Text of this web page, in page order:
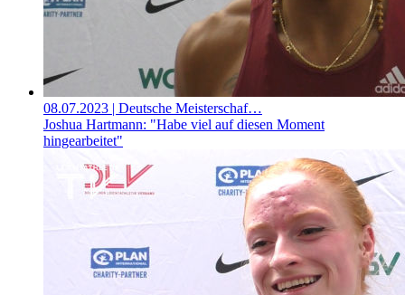
08.07.2023 | Deutsche Meisterschaf…
Joshua Hartmann: "Habe viel auf diesen Moment
hingearbeitet"